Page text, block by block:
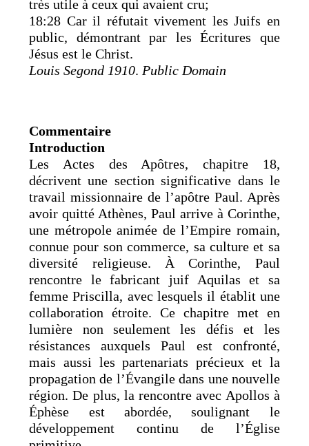
très utile à ceux qui avaient cru;
18:28 Car il réfutait vivement les Juifs en
public, démontrant par les Écritures que
Jésus est le Christ.
Louis Segond 1910. Public Domain
Commentaire
Introduction
Les Actes des Apôtres, chapitre 18,
décrivent une section significative dans le
travail missionnaire de l’apôtre Paul. Après
avoir quitté Athènes, Paul arrive à Corinthe,
une métropole animée de l’Empire romain,
connue pour son commerce, sa culture et sa
diversité religieuse. À Corinthe, Paul
rencontre le fabricant juif Aquilas et sa
femme Priscilla, avec lesquels il établit une
collaboration étroite. Ce chapitre met en
lumière non seulement les défis et les
résistances auxquels Paul est confronté,
mais aussi les partenariats précieux et la
propagation de l’Évangile dans une nouvelle
région. De plus, la rencontre avec Apollos à
Éphèse est abordée, soulignant le
développement continu de l’Église